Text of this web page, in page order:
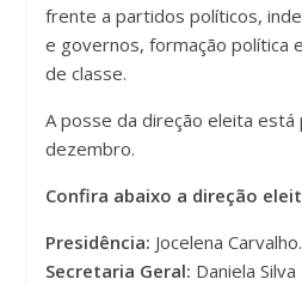
frente a partidos políticos,
e governos, formação política
de classe.
A posse da direção eleita
dezembro.
Confira abaixo a direção
Presidência: Jocelena Carvalho.
Secretaria Geral: Daniela Silva